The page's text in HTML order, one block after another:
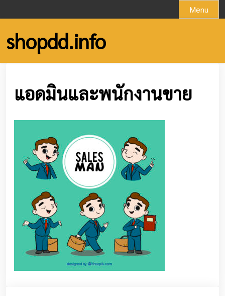
to
content
Menu
shopdd.info
แอดมินและพนักงานขาย